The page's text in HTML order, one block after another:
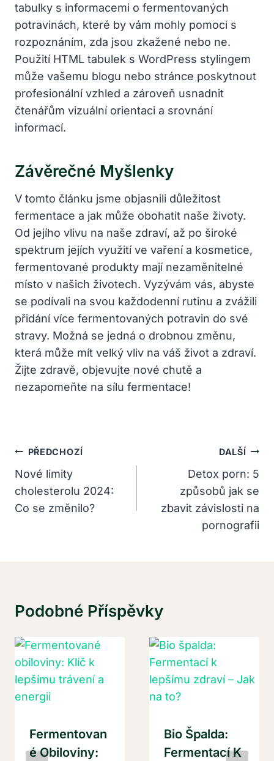
tabulky s informacemi o fermentovaných
potravinách, které by vám mohly pomoci s
rozpoznáním, zda jsou zkažené nebo ne.
Použití HTML tabulek s WordPress stylingem
může vašemu blogu nebo stránce poskytnout
profesionální vzhled a zároveň usnadnit
čtenářům vizuální orientaci a srovnání
informací.
Závěrečné Myšlenky
V tomto článku jsme objasnili důležitost
fermentace a jak může obohatit naše životy.
Od jejího vlivu na naše zdraví, až po široké
spektrum jejích využití ve vaření a kosmetice,
fermentované produkty mají nezaměnitelné
místo v našich životech. Vyzývám vás, abyste
se podívali na svou každodenní rutinu a zvážili
přidání více fermentovaných potravin do své
stravy. Možná se jedná o drobnou změnu,
která může mít velký vliv na váš život a zdraví.
Žijte zdravě, objevujte nové chutě a
nezapomeňte na sílu fermentace!
Navigace
Pro
Příspěvek
PŘEDCHOZÍ
Nové limity
cholesterolu 2024:
Co se změnilo?
DALŠÍ
Detox porn: 5
způsobů jak se
zbavit závislosti na
pornografii
Podobné Příspěvky
Fermentovan
É Obiloviny:
Bio Špalda:
Fermentací K